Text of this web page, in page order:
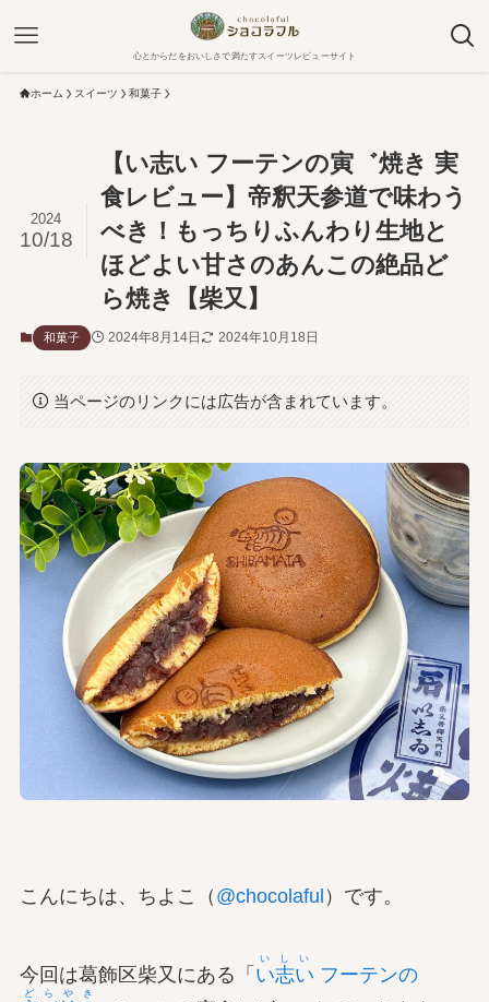
心とからだをおいしさで満たすスイーツレビューサイト
ホーム スイーツ 和菓子
【い志い フーテンの寅゛焼き 実
食レビュー】帝釈天参道で味わう
べき！もっちりふんわり生地と
ほどよい甘さのあんこの絶品ど
ら焼き【柴又】
2024
10/18
和菓子 2024年8月14日 2024年10月18日
当ページのリンクには広告が含まれています。
こんにちは、ちよこ（ @chocolaful ）です。
今回は葛飾区柴又にある「 い志い
いしい
フーテンの
どらやき